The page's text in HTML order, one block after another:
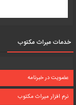
خدمات میراث مکتوب
عضویت در خبرنامه
نرم افزار میراث مکتوب